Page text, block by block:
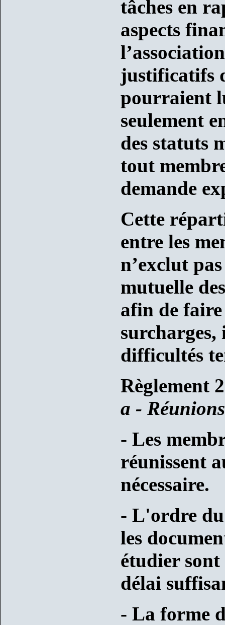
tâches en
aspects
justificatifs
pourraient
seulement
des statuts
tout
demande
Cette
entre les
n’exclut
mutuelle
afin de faire
difficultés
Règlement
a -
- Les
réunissent
nécessaire.
- L'ordre
les
étudier
délai
- La forme